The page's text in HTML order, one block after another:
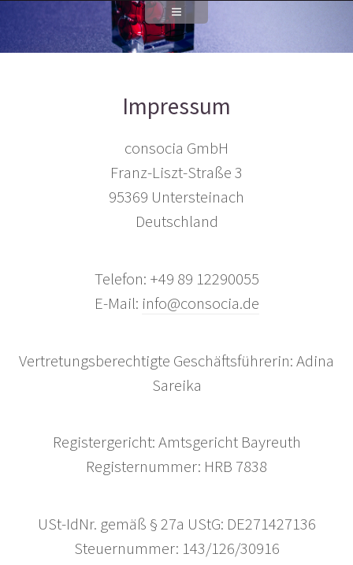
Impressum
consocia GmbH
Franz-Liszt-Straße 3
95369 Untersteinach
Deutschland
Telefon: +49 89 12290055
E-Mail: info@consocia.de
Vertretungsberechtigte Geschäftsführerin: Adina
Sareika
Registergericht: Amtsgericht Bayreuth
Registernummer: HRB 7838
USt-IdNr. gemäß § 27a UStG: DE271427136
Steuernummer: 143/126/30916